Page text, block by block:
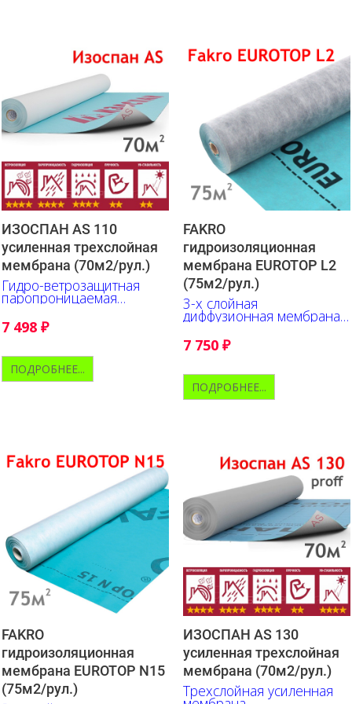
ИЗОСПАН АS 110
усиленная трехслойная
мембрана (70м2/рул.)
Гидро-ветрозащитная
паропроницаемая
трехслойная усиленная
мембрана
7 498 ₽
ПОДРОБНЕЕ...
FAKRO
гидроизоляционная
мембрана EUROTOP L2
(75м2/рул.)
3-х слойная
диффузионная мембрана
из полипропилена
7 750 ₽
ПОДРОБНЕЕ...
FAKRO
гидроизоляционная
мембрана EUROTOP N15
(75м2/рул.)
ИЗОСПАН AS 130
усиленная трехслойная
мембрана (70м2/рул.)
Трехслойная усиленная